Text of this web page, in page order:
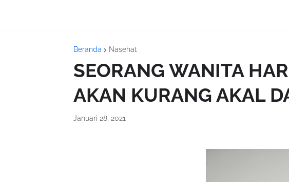
Beranda Nasehat
SEORANG WANITA
AKAN KURANG AKAL
Januari 28, 2021